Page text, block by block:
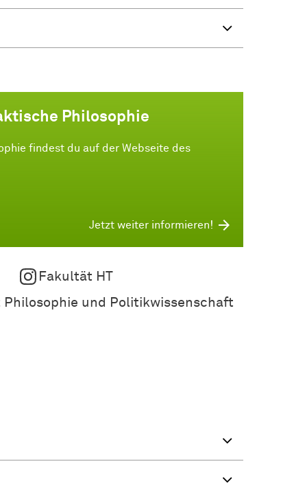
Philosophie
findest du auf der Webseite des
Jetzt weiter informieren!
Fakultät HT
Philosophie und Politikwissenschaft